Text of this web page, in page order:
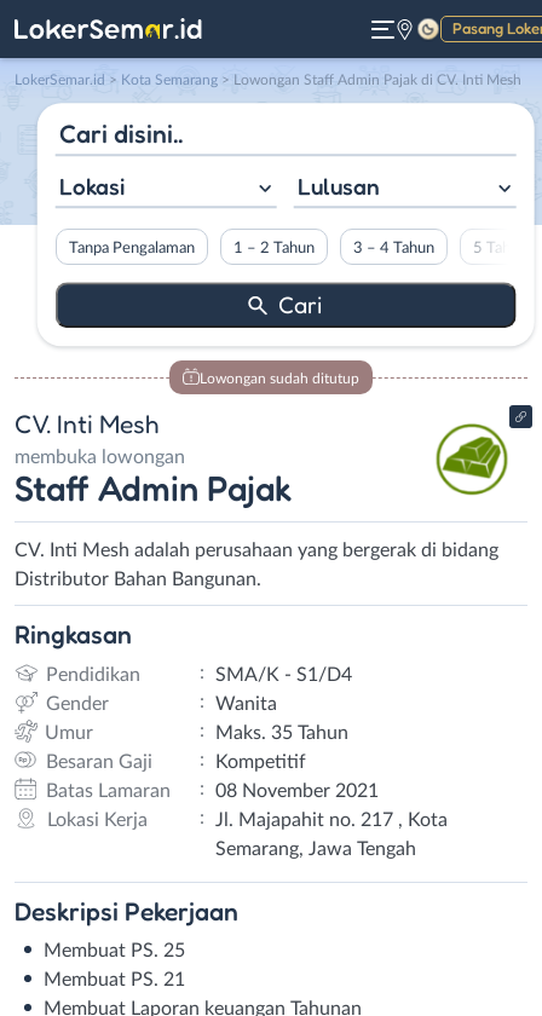
Pasang
Gelap
LokerSemar.id > Kota Semarang > Lowongan Staff Admin Pajak di CV. Inti Mesh
Lokasi Lulusan
Tanpa Pengalaman 1 – 2 Tahun 3 – 4 Tahun 5 Tahun
Lowongan sudah ditutup
CV. Inti Mesh
membuka lowongan
Staff Admin Pajak
CV. Inti Mesh adalah perusahaan yang bergerak di bidang
Distributor Bahan Bangunan.
Ringkasan
Pendidikan :
SMA/K - S1/D4
Gender
:
Wanita
Umur
:
Maks. 35 Tahun
Besaran Gaji
:
Kompetitif
Batas Lamaran
:
08 November 2021
Lokasi Kerja
:
Jl. Majapahit no. 217 , Kota
Semarang, Jawa Tengah
Deskripsi Pekerjaan
Membuat PS. 25
Membuat PS. 21
Membuat Laporan keuangan Tahunan